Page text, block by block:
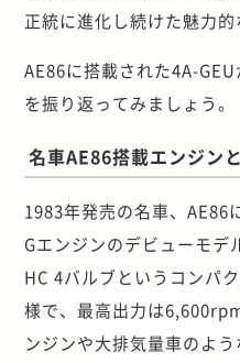
正統に進化し続けた魅力的
AE86に搭載された4A-
を振り返ってみましょう。
名車AE86搭載エンジン
1983年発売の名車、AE86
Gエンジンのデビューモデ
HC 4バルブというコンパ
様で、最高出力は
ンジンや大排気量車のよ